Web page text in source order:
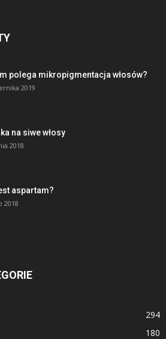
polega mikropigmentacja włosów?
2019
na siwe włosy
2018
aspartam?
2018
294
180